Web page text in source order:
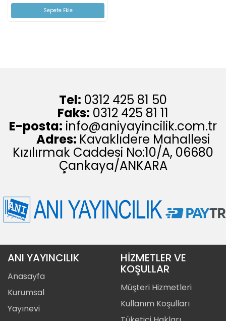
Sepete Ekle
Tel: 0312 425 81 50
Faks: 0312 425 81 11
E-posta: info@aniyayincilik.com.tr
Adres: Kavaklıdere Mahallesi
Kızılırmak Caddesi No:10/A, 06680
Çankaya/ANKARA
ANI YAYINCILIK
Anasayfa
Kurumsal
Yayınevi
HİZMETLER VE
KOŞULLAR
Müşteri Hizmetleri
Kullanım Koşulları